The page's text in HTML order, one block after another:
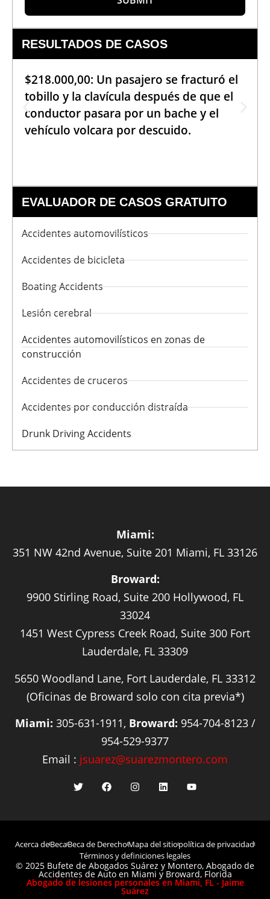
RESULTADOS DE CASOS
$218.000,00: Un pasajero se fracturó el
tobillo y la clavícula después de que el
conductor pasara por un bache y el
vehículo volcara por descuido.
EVALUADOR DE CASOS GRATUITO
Accidentes automovilísticos
Accidentes de bicicleta
Boating Accidents
Lesión cerebral
Accidentes automovilísticos en zonas de
construcción
Accidentes de cruceros
Accidentes por conducción distraída
Drunk Driving Accidents
Miami:
351 NW 42nd Avenue, Suite 201 Miami, FL 33126
Broward:
9900 Stirling Road, Suite 200 Hollywood, FL
33024
1451 West Cypress Creek Road, Suite 300 Fort
Lauderdale, FL 33309
5650 Woodland Lane, Fort Lauderdale, FL 33312
(Oficinas de Broward solo con cita previa*)
Miami: 305-631-1911, Broward: 954-704-8123 /
954-529-9377
Email : jsuarez@suarezmontero.com
Acerca deBecaBeca de DerechoMapa del sitiopolítica de privacidad
Términos y definiciones legales
© 2025 Bufete de Abogados Suárez y Montero, Abogado de
Accidentes de Auto en Miami y Broward, Florida
Abogado de lesiones personales en Miami, FL - Jaime
Suárez